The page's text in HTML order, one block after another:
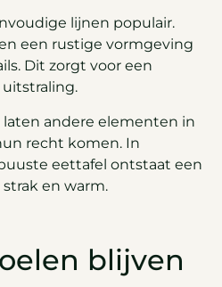
lijnen populair.
een rustige vormgeving
Dit zorgt voor een
andere elementen in
recht komen. In
eettafel ontstaat een
en warm.
blijven